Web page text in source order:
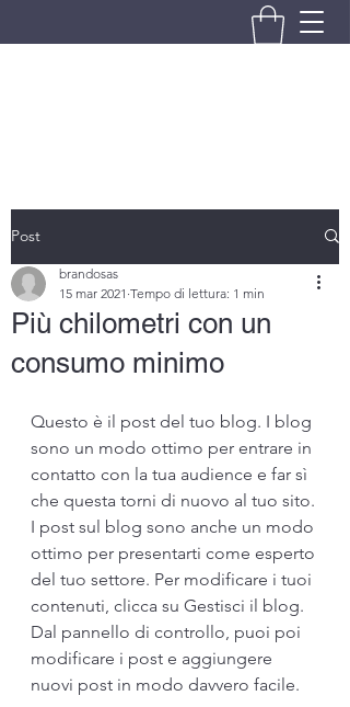
Post
Più chilometri con un
consumo minimo
brandosas
15 mar 2021 Tempo di lettura: 1 min
Questo è il post del tuo blog. I blog
sono un modo ottimo per entrare in
contatto con la tua audience e far sì
che questa torni di nuovo al tuo sito.
I post sul blog sono anche un modo
ottimo per presentarti come esperto
del tuo settore. Per modificare i tuoi
contenuti, clicca su Gestisci il blog.
Dal pannello di controllo, puoi poi
modificare i post e aggiungere
nuovi post in modo davvero facile.